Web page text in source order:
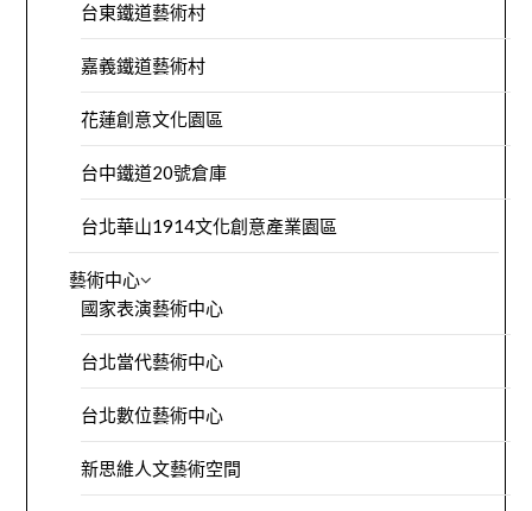
台東鐵道藝術村
嘉義鐵道藝術村
花蓮創意文化園區
台中鐵道20號倉庫
台北華山1914文化創意產業園區
藝術中心
國家表演藝術中心
台北當代藝術中心
台北數位藝術中心
新思維人文藝術空間